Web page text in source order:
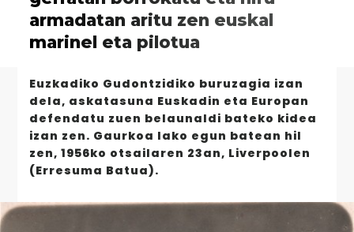
armadatan aritu zen euskal
marinel eta pilotua
Euzkadiko Gudontzidiko buruzagia izan
dela, askatasuna Euskadin eta Europan
defendatu zuen belaunaldi bateko kidea
izan zen. Gaurkoa lako egun batean hil
zen, 1956ko otsailaren 23an, Liverpoolen
(Erresuma Batua).